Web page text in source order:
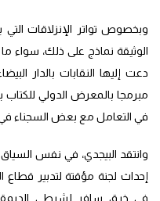
وبخصوص تواتر الإنزلاقات
الوثيقة نماذج على ذلك، سواء ما
مبرمجا بالمعرض الدولي للكتاب
في التعامل مع بعض السجناء
وانتقد البيجدي، في نفس
إحداث لجنة مؤقتة لتدبير قطاع
في خرق سافر لشرطي